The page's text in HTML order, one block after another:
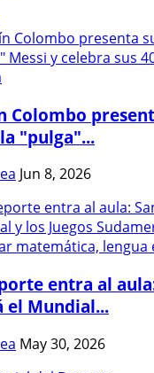
Colombo
"pulga"...
Jun 8, 2026
entra al
el Mundial...
May 30, 2026